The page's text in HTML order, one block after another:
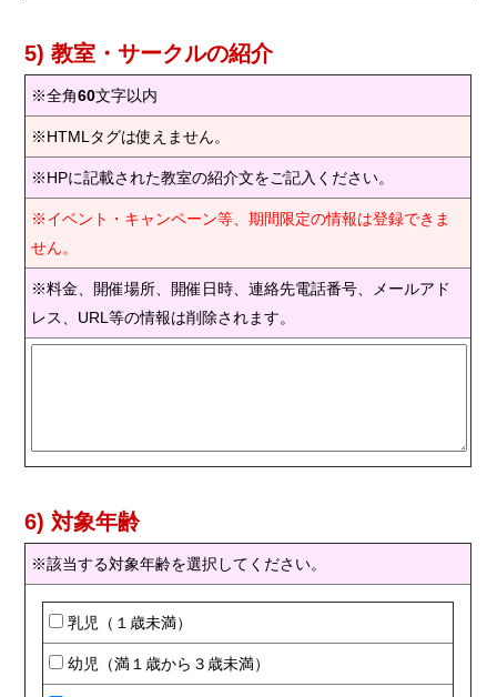
5) 教室・サークルの紹介
※全角60文字以内
※HTMLタグは使えません。
※HPに記載された教室の紹介文をご記入ください。
※イベント・キャンペーン等、期間限定の情報は登録できま
せん。
※料金、開催場所、開催日時、連絡先電話番号、メールアド
レス、URL等の情報は削除されます。
6) 対象年齢
※該当する対象年齢を選択してください。
乳児（１歳未満）
幼児（満１歳から３歳未満）